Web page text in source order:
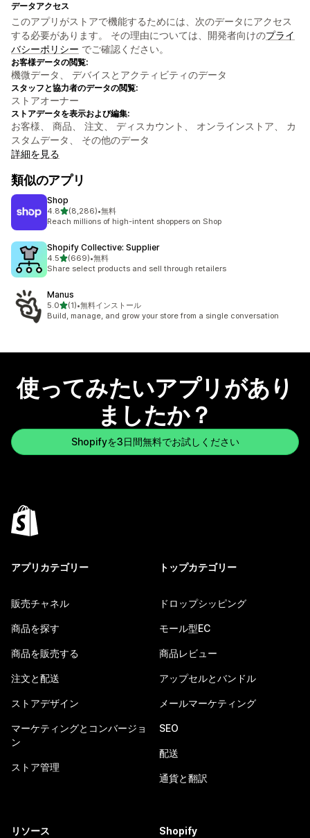
データアクセス
このアプリがストアで機能するためには、次のデータにアクセス
する必要があります。 その理由については、開発者向けのプライ
バシーポリシー でご確認ください。
お客様データの閲覧:
機微データ、 デバイスとアクティビティのデータ
スタッフと協力者のデータの閲覧:
ストアオーナー
ストアデータを表示および編集:
お客様、 商品、 注文、 ディスカウント、 オンラインストア、 カ
スタムデータ、 その他のデータ
詳細を見る
類似のアプリ
Shop
4.85つ星中
(8,286)
合計レビュー数：8286件
•無料
Reach millions of high-intent shoppers on Shop
Shopify Collective: Supplier
4.55つ星中
(669)
合計レビュー数：669件
•無料
Share select products and sell through retailers
Manus
5.05つ星中
(1)
合計レビュー数：1件
•無料インストール
Build, manage, and grow your store from a single conversation
使ってみたいアプリがあり
ましたか？
Shopifyを3日間無料でお試しください
アプリカテゴリー
販売チャネル
商品を探す
商品を販売する
注文と配送
ストアデザイン
マーケティングとコンバージョ
ン
ストア管理
トップカテゴリー
ドロップシッピング
モール型EC
商品レビュー
アップセルとバンドル
メールマーケティング
SEO
配送
通貨と翻訳
リソース Shopify